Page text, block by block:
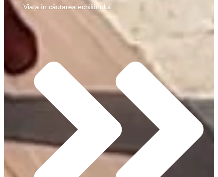
Viața în căutarea echilibrului